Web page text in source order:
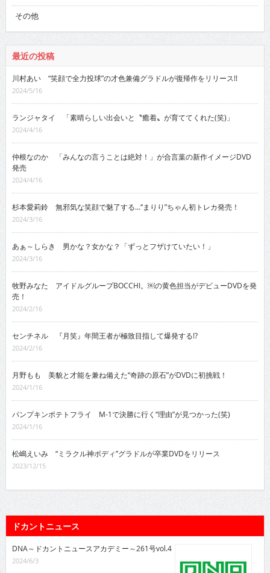
その他
最近の投稿
川村あい “笑顔で全力投球”の才色兼備グラドルが復帰作をリリース!!
2024/5/16
ランジャタイ 「素晴らしい出会いと〝癒着〟が育ててくれた(笑)」
2024/4/16
仲根なのか 「みんなの言うことは絶対！」が合言葉の新作イメージDVD
発売
2024/4/16
杉本愛莉鈴 無邪気な笑顔で魅了する…“まりり”ちゃん初トレカ発売！
2024/3/16
あぁ～しらき 男かな？女かな？「ずっとフザけていたい！」
2024/3/16
牧野みなた アイドルグループBOCCHI。￼の黄色担当がデビューDVDを発
売！
2024/2/16
センチネル 『月笑』年間王者が極致目指して爆発する!?
2024/2/16
月野もも 美貌と才能を兼ね備えた“奇跡の原石”がDVDに初挑戦！
2024/1/16
パンプキンポテトフライ M-1で決勝に行く“理由”が見つかった(笑)
2024/1/16
松嶋えいみ “ミラクル神ボディ”グラドルが卒業DVDをリリース
2023/12/15
ドカントニュース
DNA～ドカントニュースアカデミー～261号vol.4
2024/6/3